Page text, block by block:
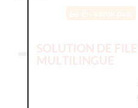
SOLUTION DE
MULTILINGUE